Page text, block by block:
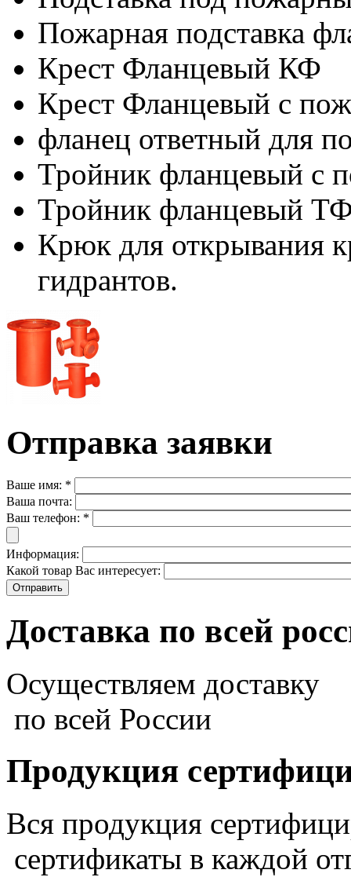
Пожарная подставка
Крест Фланцевый КФ
Крест Фланцевый с
фланец ответный для
Тройник фланцевый с
Тройник фланцевый
Крюк для открывания
гидрантов.
Отправка заявки
Ваше имя: *
Ваша почта:
Ваш телефон: *
Информация:
Какой товар Вас интересует:
Доставка по всей
Осуществляем доставку
по всей России
Продукция
Вся продукция
сертификаты в каждой